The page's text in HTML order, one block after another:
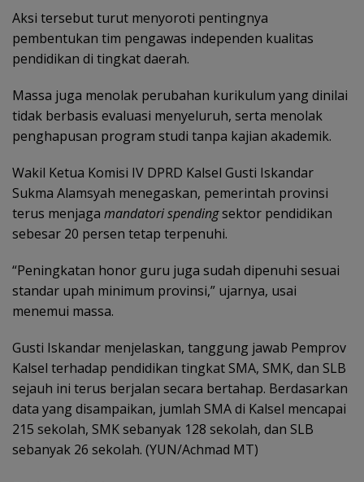
Aksi tersebut turut menyoroti pentingnya
pembentukan tim pengawas independen kualitas
pendidikan di tingkat daerah.
Massa juga menolak perubahan kurikulum yang dinilai
tidak berbasis evaluasi menyeluruh, serta menolak
penghapusan program studi tanpa kajian akademik.
Wakil Ketua Komisi IV DPRD Kalsel Gusti Iskandar
Sukma Alamsyah menegaskan, pemerintah provinsi
terus menjaga mandatori spendingsektor pendidikan
sebesar 20 persen tetap terpenuhi.
“Peningkatan honor guru juga sudah dipenuhi sesuai
standar upah minimum provinsi,” ujarnya, usai
menemui massa.
Gusti Iskandar menjelaskan, tanggung jawab Pemprov
Kalsel terhadap pendidikan tingkat SMA, SMK, dan SLB
sejauh ini terus berjalan secara bertahap. Berdasarkan
data yang disampaikan, jumlah SMA di Kalsel mencapai
215 sekolah, SMK sebanyak 128 sekolah, dan SLB
sebanyak 26 sekolah. (YUN/Achmad MT)